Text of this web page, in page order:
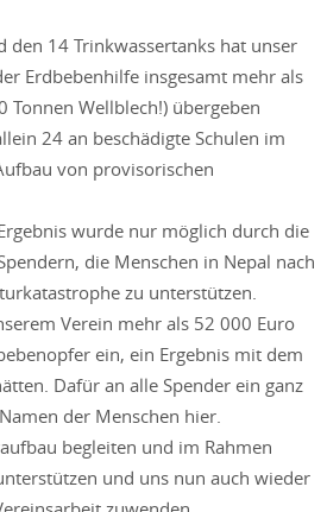
den 14 Trinkwassertanks hat unser
Erdbebenhilfe insgesamt mehr als
Tonnen Wellblech!) übergeben
24 an beschädigte Schulen im
von provisorischen
wurde nur möglich durch die
die Menschen in Nepal nach
zu unterstützen.
Verein mehr als 52 000 Euro
ein, ein Ergebnis mit dem
Dafür an alle Spender ein ganz
der Menschen hier.
begleiten und im Rahmen
und uns nun auch wieder